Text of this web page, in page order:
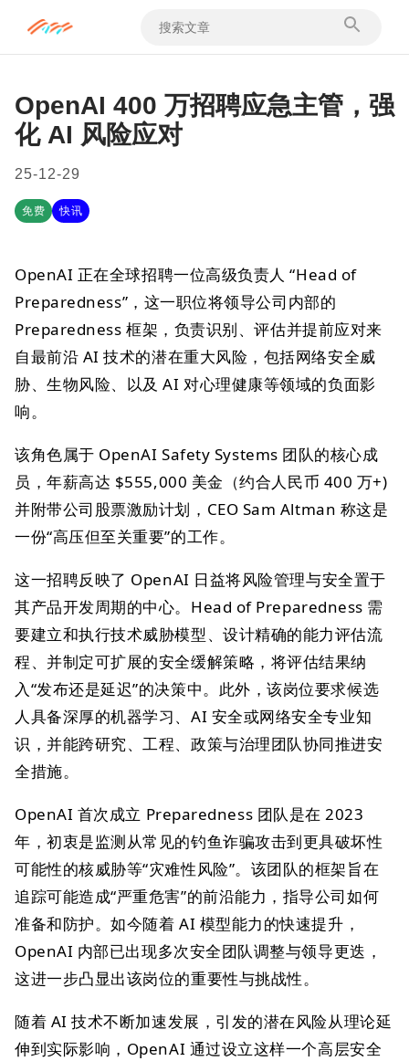
OpenAI 400 万招聘应急主管，强
化 AI 风险应对
25-12-29
免费 快讯
OpenAI 正在全球招聘一位高级负责人 “Head of
Preparedness”，这一职位将领导公司内部的
Preparedness 框架，负责识别、评估并提前应对来
自最前沿 AI 技术的潜在重大风险，包括网络安全威
胁、生物风险、以及 AI 对心理健康等领域的负面影
响。
该角色属于 OpenAI Safety Systems 团队的核心成
员，年薪高达 $555,000 美金（约合人民币 400 万+)
并附带公司股票激励计划，CEO Sam Altman 称这是
一份“高压但至关重要”的工作。
这一招聘反映了 OpenAI 日益将风险管理与安全置于
其产品开发周期的中心。Head of Preparedness 需
要建立和执行技术威胁模型、设计精确的能力评估流
程、并制定可扩展的安全缓解策略，将评估结果纳
入“发布还是延迟”的决策中。此外，该岗位要求候选
人具备深厚的机器学习、AI 安全或网络安全专业知
识，并能跨研究、工程、政策与治理团队协同推进安
全措施。
OpenAI 首次成立 Preparedness 团队是在 2023
年，初衷是监测从常见的钓鱼诈骗攻击到更具破坏性
可能性的核威胁等“灾难性风险”。该团队的框架旨在
追踪可能造成“严重危害”的前沿能力，指导公司如何
准备和防护。如今随着 AI 模型能力的快速提升，
OpenAI 内部已出现多次安全团队调整与领导更迭，
这进一步凸显出该岗位的重要性与挑战性。
随着 AI 技术不断加速发展，引发的潜在风险从理论延
伸到实际影响，OpenAI 通过设立这样一个高层安全